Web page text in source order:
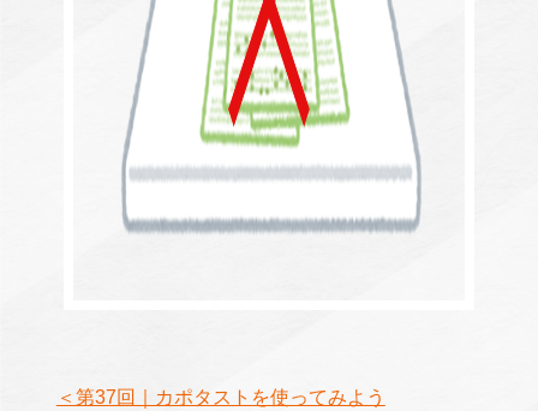
＜第37回｜カポタストを使ってみよう